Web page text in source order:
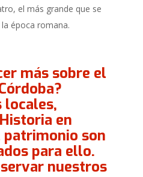
el más grande que se
época romana.
más sobre el
locales,
en
son
para ello.
nuestros